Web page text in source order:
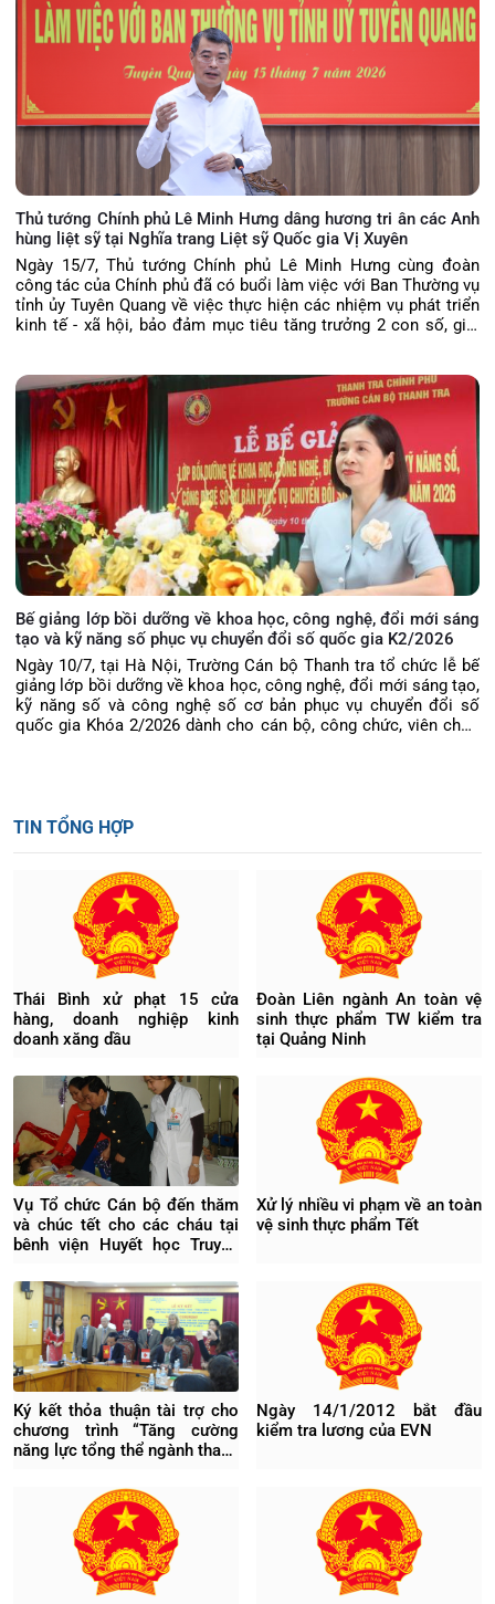
Thủ tướng Chính phủ Lê Minh Hưng dâng hương tri ân các Anh
hùng liệt sỹ tại Nghĩa trang Liệt sỹ Quốc gia Vị Xuyên
Ngày 15/7, Thủ tướng Chính phủ Lê Minh Hưng cùng đoàn
công tác của Chính phủ đã có buổi làm việc với Ban Thường vụ
tỉnh ủy Tuyên Quang về việc thực hiện các nhiệm vụ phát triển
kinh tế - xã hội, bảo đảm mục tiêu tăng trưởng 2 con số, giải
quốc phòng, an ninh, xây dựng Đảng, hệ thống chính trị và tháo
gỡ khó khăn, vướng mắc của tỉnh.
Bế giảng lớp bồi dưỡng về khoa học, công nghệ, đổi mới sáng
tạo và kỹ năng số phục vụ chuyển đổi số quốc gia K2/2026
Ngày 10/7, tại Hà Nội, Trường Cán bộ Thanh tra tổ chức lễ bế
giảng lớp bồi dưỡng về khoa học, công nghệ, đổi mới sáng tạo,
kỹ năng số và công nghệ số cơ bản phục vụ chuyển đổi số
quốc gia Khóa 2/2026 dành cho cán bộ, công chức, viên chức
TIN TỔNG HỢP
Thái Bình xử phạt 15 cửa
hàng, doanh nghiệp kinh
doanh xăng dầu
Đoàn Liên ngành An toàn vệ
sinh thực phẩm TW kiểm tra
tại Quảng Ninh
Vụ Tổ chức Cán bộ đến thăm
và chúc tết cho các cháu tại
bênh viện Huyết học Truyền
Xử lý nhiều vi phạm về an toàn
vệ sinh thực phẩm Tết
Ký kết thỏa thuận tài trợ cho
chương trình “Tăng cường
năng lực tổng thể ngành thanh
Ngày 14/1/2012 bắt đầu
kiểm tra lương của EVN